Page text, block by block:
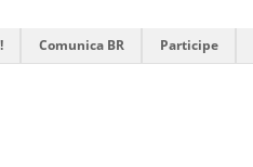
Comunica BR Participe